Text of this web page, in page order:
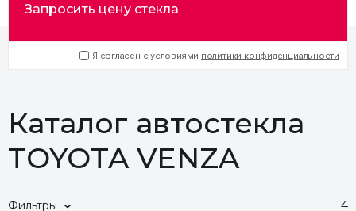
Запросить цену стекла
Я согласен с условиями политики конфиденциальности
Каталог автостекла
TOYOTA VENZA
Фильтры 4